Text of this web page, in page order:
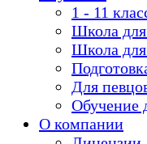
1 - 11
Школа
Школа для
Для
Обучение
О компании